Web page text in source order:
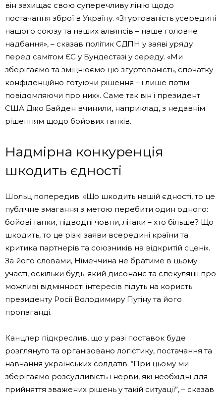
він захищає свою суперечливу лінію щодо
постачання зброї в Україну. «Згуртованість усередині
нашого союзу та наших альянсів – наше головне
надбання», – сказав політик СДПН у заяві уряду
перед самітом ЄС у Бундестазі у середу. «Ми
зберігаємо та зміцнюємо цю згуртованість, спочатку
конфіденційно готуючи рішення – і лише потім
повідомляючи про них». Саме так він і президент
США Джо Байден вчинили, наприклад, з недавнім
рішенням щодо бойових танків.
Надмірна конкуренція
шкодить єдності
Шольц попередив: «Що шкодить нашій єдності, то це
публічне змагання з метою перебити один одного:
бойові танки, підводні човни, літаки – хто більше? Що
шкодить, то це різкі заяви всередині країни та
критика партнерів та союзників на відкритій сцені».
За його словами, Німеччина не братиме в цьому
участі, оскільки будь-який дисонанс та спекуляції про
можливі відмінності інтересів підуть на користь
президенту Росії Володимиру Путіну та його
пропаганді.
Канцлер підкреслив, що у разі поставок буде
розглянуто та організовано логістику, постачання та
навчання українських солдатів. “При цьому ми
зберігаємо розсудливість і нерви, які необхідні для
прийняття зважених рішень у такій ситуації”, – сказав